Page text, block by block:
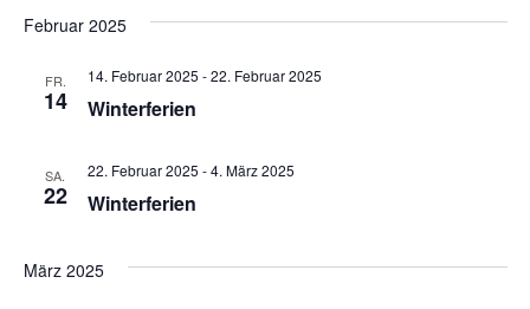
wählen.
Februar 2025
FR.
14 Winterferien
14. Februar 2025 -22. Februar 2025
SA.
22 Winterferien
22. Februar 2025 -4. März 2025
März 2025